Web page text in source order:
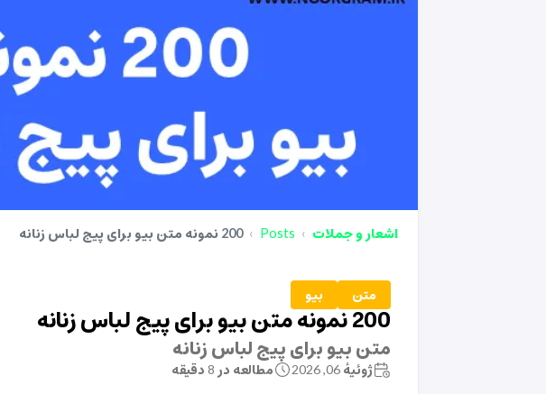
اشعار و جملات Posts 200 نمونه متن بیو برای پیج لباس زنانه
متن بیو
200 نمونه متن بیو برای پیج لباس زنانه
متن بیو برای پیج لباس زنانه
ژوئیهٔ 06, 2026 مطالعه در 8 دقیقه